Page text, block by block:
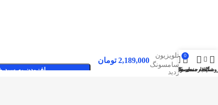
صفحات پربازدید
تلویزیون
سامسونگ
43TU7000
2,189,000 تومان
افزودن به سبد سایدبار
علاقه مندی ها
0
محصول
حساب کاربری من